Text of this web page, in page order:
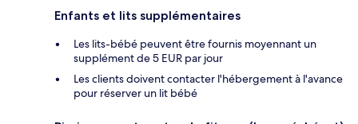
Enfants et lits supplémentaires
Les lits-bébé peuvent être fournis moyennant un
supplément de 5 EUR par jour
Les clients doivent contacter l'hébergement à l'avance
pour réserver un lit bébé